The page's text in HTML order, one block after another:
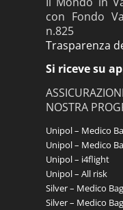
con Fondo
n.825
Trasparenza
Si riceve su
NOSTRA
Unipol – Medico
Unipol – Medico
Unipol – i4flight
Unipol – All risk
Silver – Medico
Silver – Medico